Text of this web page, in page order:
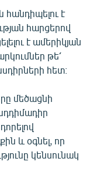
է
հարցերով
է ամերիկյան
թե՛
հետ։
մեծացնի
և օգնել, որ
կենսունակ